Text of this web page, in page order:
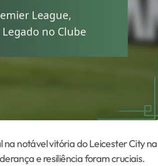
notável vitória do Leicester City na
e resiliência foram cruciais.